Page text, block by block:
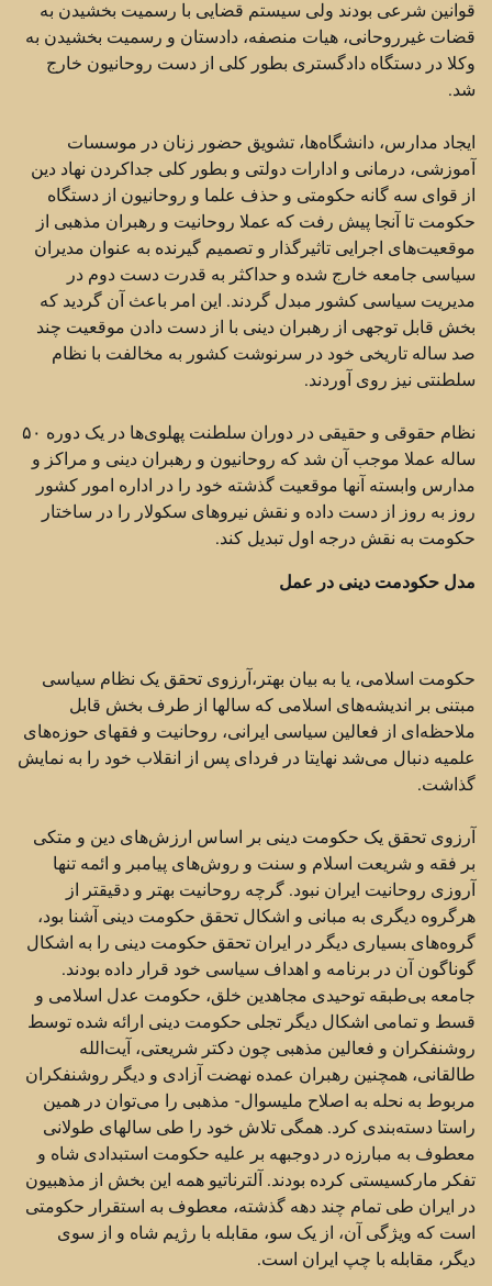
قوانین شرعی بودند ولی سیستم قضایی با رسمیت بخشیدن به
قضات غیرروحانی، هیات منصفه، دادستان و رسمیت بخشیدن به
وکلا در دستگاه دادگستری بطور کلی از دست روحانیون خارج
شد.
ایجاد مدارس،‌ دانشگاه‌ها،‌ تشویق حضور زنان در موسسات
آموزشی، درمانی و ادارات دولتی و بطور کلی جداکردن نهاد دین
از قوای سه گانه حکومتی و حذف علما و روحانیون از دستگاه
حکومت تا آنجا پیش رفت که عملا روحانیت و رهبران مذهبی از
موقعیت‌های اجرایی تاثیرگذار و تصمیم گیرنده به عنوان مدیران
سیاسی جامعه خارج شده و حداکثر به قدرت دست دوم در
مدیریت سیاسی کشور مبدل گردند. این امر باعث آن گردید که
بخش قابل توجهی از رهبران دینی با از دست دادن موقعیت چند
صد ساله تاریخی خود در سرنوشت کشور به مخالفت با نظام
سلطنتی نیز روی آوردند.
نظام حقوقی و حقیقی در دوران سلطنت پهلوی‌ها در یک دوره ۵۰
ساله عملا موجب آن شد که روحانیون و رهبران دینی و مراکز و
مدارس وابسته آنها موقعیت گذشته خود را در اداره امور کشور
روز به روز از دست داده و نقش نیروهای سکولار را در ساختار
حکومت به نقش درجه اول تبدیل کند.
مدل حکودمت دینی در عمل
حکومت اسلامی، یا به بیان بهتر،‌آرزوی تحقق یک نظام سیاسی
مبتنی بر اندیشه‌های اسلامی که سالها از طرف بخش قابل
ملاحظه‌ای از فعالین سیاسی ایرانی،‌ روحانیت و فقهای حوزه‌های
علمیه دنبال می‌شد نهایتا در فردای پس از انقلاب خود را به نمایش
گذاشت.
آرزوی تحقق یک حکومت دینی بر اساس ارزش‌های دین و متکی
بر فقه و شریعت اسلام و سنت و روش‌های پیامبر و ائمه تنها
آروزی روحانیت ایران نبود. گرچه روحانیت بهتر و دقیقتر از
هرگروه دیگری به مبانی و اشکال تحقق حکومت دینی آشنا بود،
گروه‌های بسیاری دیگر در ایران تحقق حکومت دینی را به اشکال
گوناگون آن در برنامه و اهداف سیاسی خود قرار داده بودند.
جامعه بی‌طبقه توحیدی مجاهدین خلق، حکومت عدل اسلامی و
قسط و تمامی اشکال دیگر تجلی حکومت دینی ارائه شده توسط
روشنفکران و فعالین مذهبی چون دکتر شریعتی، آیت‌الله
طالقانی، همچنین رهبران عمده نهضت آزادی و دیگر روشنفکران
مربوط به نحله به اصلاح ملیسوال- مذهبی را می‌توان در همین
راستا دسته‌بندی کرد. همگی تلاش خود را طی سالهای طولانی
معطوف به مبارزه در دوجبهه بر علیه حکومت استبدادی شاه و
تفکر مارکسیستی کرده بودند. آلترناتیو همه این بخش از مذهبیون
در ایران طی تمام چند دهه گذشته، معطوف به استقرار حکومتی
است که ویژگی آن، از یک سو، مقابله با رژیم شاه و از سوی
دیگر، مقابله با چپ ایران است.